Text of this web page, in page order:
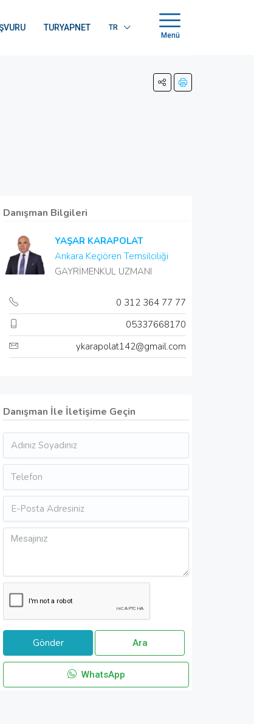
TURYAPNET
TR
Menü
Danışman Bilgileri
YAŞAR KARAPOLAT
Ankara Keçiören Temsilciliği
GAYRİMENKUL UZMANI
0 312 364 77 77
05337668170
ykarapolat142@gmail.com
Danışman İle İletişime Geçin
Ara
WhatsApp